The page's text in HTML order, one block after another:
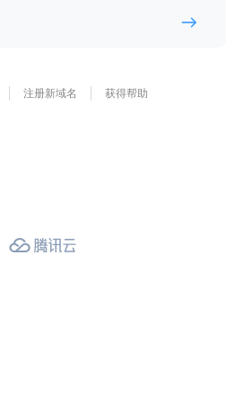
注册新域名 获得帮助